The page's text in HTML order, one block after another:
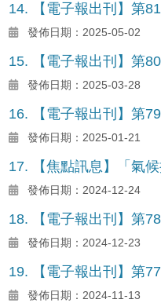
14. 【電子報出刊】第
發佈日期：2025-05-02
15. 【電子報出刊】第
發佈日期：2025-03-28
16. 【電子報出刊】第
發佈日期：2025-01-21
17. 【焦點訊息】「氣
發佈日期：2024-12-24
18. 【電子報出刊】第
發佈日期：2024-12-23
19. 【電子報出刊】第
發佈日期：2024-11-13